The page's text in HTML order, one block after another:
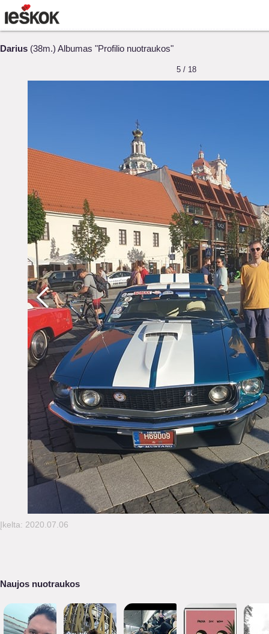
Darius (38m.) Albumas "Profilio nuotraukos"
5 / 18
Įkelta: 2020.07.06
Naujos nuotraukos